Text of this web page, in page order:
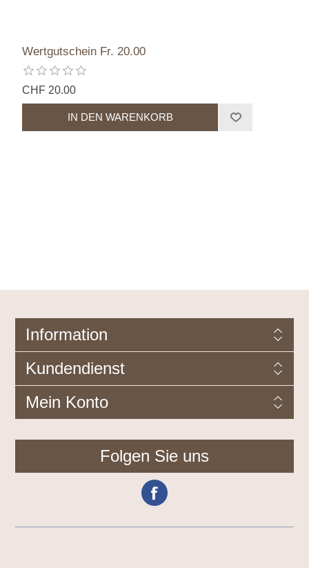
Wertgutschein Fr. 20.00
CHF 20.00
Information
Kundendienst
Mein Konto
Folgen Sie uns